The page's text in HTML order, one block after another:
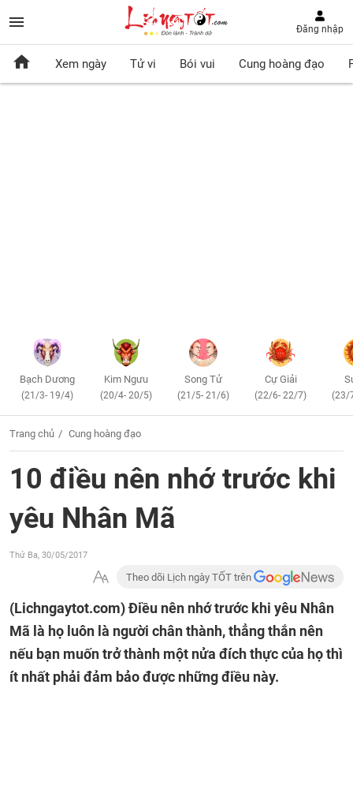
Đăng nhập
Xem ngày Tử vi Bói vui Cung hoàng đạo
Bạch Dương
(21/3- 19/4)
Kim Ngưu
(20/4- 20/5)
Song Tử
(21/5- 21/6)
Cự Giải
(22/6- 22/7) (23/
Trang chủ Cung hoàng đạo
10 điều nên nhớ trước khi
yêu Nhân Mã
Thứ Ba, 30/05/2017
Theo dõi Lịch ngày TỐT trên
(Lichngaytot.com)Điều nên nhớ trước khi yêu Nhân
Mã là họ luôn là người chân thành, thẳng thắn nên
nếu bạn muốn trở thành một nửa đích thực của họ thì
ít nhất phải đảm bảo được những điều này.